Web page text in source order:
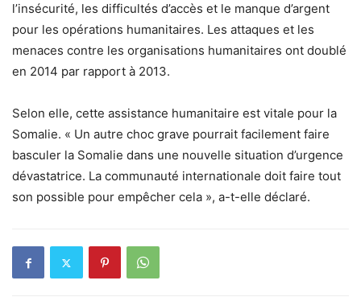
l’insécurité, les difficultés d’accès et le manque d’argent
pour les opérations humanitaires. Les attaques et les
menaces contre les organisations humanitaires ont doublé
en 2014 par rapport à 2013.
Selon elle, cette assistance humanitaire est vitale pour la
Somalie. « Un autre choc grave pourrait facilement faire
basculer la Somalie dans une nouvelle situation d’urgence
dévastatrice. La communauté internationale doit faire tout
son possible pour empêcher cela », a-t-elle déclaré.